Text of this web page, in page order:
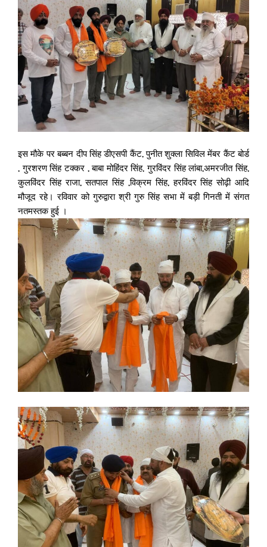
इस मौके पर बब्बन दीप सिंह डीएसपी कैंट, पुनीत शुक्ला सिविल मेंबर कैंट बोर्ड
, गुरशरण सिंह टक्कर , बाबा मोहिंदर सिंह, गुरविंदर सिंह लांबा,अमरजीत सिंह,
कुलविंदर सिंह राजा, सतपाल सिंह ,विक्रम सिंह, हरविंदर सिंह सोढ़ी आदि
मौजूद रहे। रविवार को गुरुद्वारा श्री गुरु सिंह सभा में बड़ी गिनती में संगत
नतमस्तक हुई ।